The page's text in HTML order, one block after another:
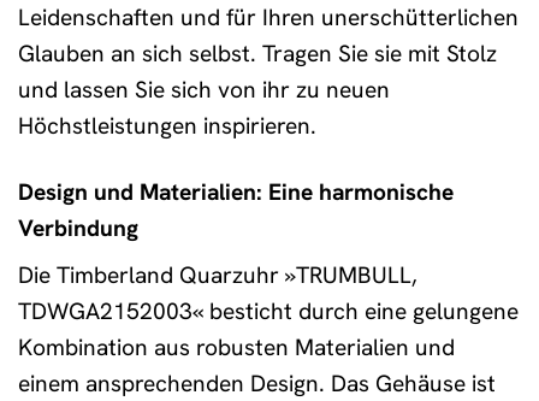
Leidenschaften und für Ihren unerschütterlichen
Glauben an sich selbst. Tragen Sie sie mit Stolz
und lassen Sie sich von ihr zu neuen
Höchstleistungen inspirieren.
Design und Materialien: Eine harmonische
Verbindung
Die Timberland Quarzuhr »TRUMBULL,
TDWGA2152003« besticht durch eine gelungene
Kombination aus robusten Materialien und
einem ansprechenden Design. Das Gehäuse ist